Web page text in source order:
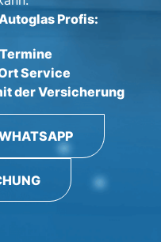
Profis:
Service
der Versicherung